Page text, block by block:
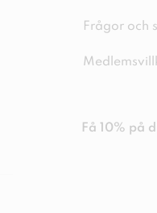
Frågor och
Få 10% på